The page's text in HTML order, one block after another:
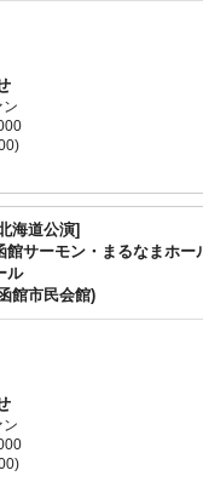
ン
海道公演]
館サーモン・まるなまホー
ル
館市民会館)
ン